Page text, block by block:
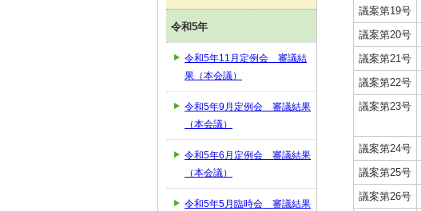
議案第19号
議案第20号
議案第21号
議案第22号
議案第23号
議案第24号
議案第25号
議案第26号
令和5年
令和5年11月定例会 審議結
果（本会議）
令和5年9月定例会 審議結果
（本会議）
令和5年6月定例会 審議結果
（本会議）
令和5年5月臨時会 審議結果